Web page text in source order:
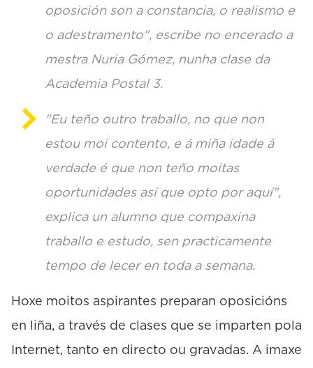
oposición son a constancia, o realismo e
o adestramento", escribe no encerado a
mestra Nuria Gómez, nunha clase da
Academia Postal 3.
"Eu teño outro traballo, no que non
estou moi contento, e á miña idade á
verdade é que non teño moitas
oportunidades así que opto por aquí",
explica un alumno que compaxina
traballo e estudo, sen practicamente
tempo de lecer en toda a semana.
Hoxe moitos aspirantes preparan oposicións
en liña, a través de clases que se imparten pola
Internet, tanto en directo ou gravadas. A imaxe